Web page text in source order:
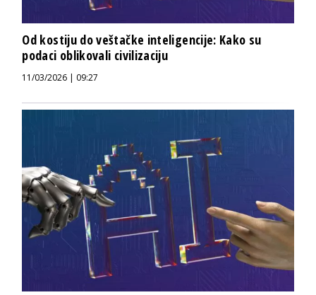
Od kostiju do veštačke inteligencije: Kako su
podaci oblikovali civilizaciju
11/03/2026 | 09:27